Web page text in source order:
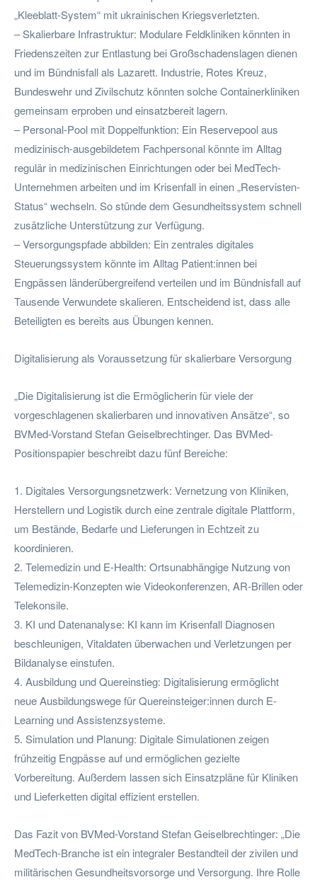
„Kleeblatt-System“ mit ukrainischen Kriegsverletzten.
– Skalierbare Infrastruktur: Modulare Feldkliniken könnten in
Friedenszeiten zur Entlastung bei Großschadenslagen dienen
und im Bündnisfall als Lazarett. Industrie, Rotes Kreuz,
Bundeswehr und Zivilschutz könnten solche Containerkliniken
gemeinsam erproben und einsatzbereit lagern.
– Personal-Pool mit Doppelfunktion: Ein Reservepool aus
medizinisch-ausgebildetem Fachpersonal könnte im Alltag
regulär in medizinischen Einrichtungen oder bei MedTech-
Unternehmen arbeiten und im Krisenfall in einen „Reservisten-
Status“ wechseln. So stünde dem Gesundheitssystem schnell
zusätzliche Unterstützung zur Verfügung.
– Versorgungspfade abbilden: Ein zentrales digitales
Steuerungssystem könnte im Alltag Patient:innen bei
Engpässen länderübergreifend verteilen und im Bündnisfall auf
Tausende Verwundete skalieren. Entscheidend ist, dass alle
Beteiligten es bereits aus Übungen kennen.
Digitalisierung als Voraussetzung für skalierbare Versorgung
„Die Digitalisierung ist die Ermöglicherin für viele der
vorgeschlagenen skalierbaren und innovativen Ansätze“, so
BVMed-Vorstand Stefan Geiselbrechtinger. Das BVMed-
Positionspapier beschreibt dazu fünf Bereiche:
1. Digitales Versorgungsnetzwerk: Vernetzung von Kliniken,
Herstellern und Logistik durch eine zentrale digitale Plattform,
um Bestände, Bedarfe und Lieferungen in Echtzeit zu
koordinieren.
2. Telemedizin und E-Health: Ortsunabhängige Nutzung von
Telemedizin-Konzepten wie Videokonferenzen, AR-Brillen oder
Telekonsile.
3. KI und Datenanalyse: KI kann im Krisenfall Diagnosen
beschleunigen, Vitaldaten überwachen und Verletzungen per
Bildanalyse einstufen.
4. Ausbildung und Quereinstieg: Digitalisierung ermöglicht
neue Ausbildungswege für Quereinsteiger:innen durch E-
Learning und Assistenzsysteme.
5. Simulation und Planung: Digitale Simulationen zeigen
frühzeitig Engpässe auf und ermöglichen gezielte
Vorbereitung. Außerdem lassen sich Einsatzpläne für Kliniken
und Lieferketten digital effizient erstellen.
Das Fazit von BVMed-Vorstand Stefan Geiselbrechtinger: „Die
MedTech-Branche ist ein integraler Bestandteil der zivilen und
militärischen Gesundheitsvorsorge und Versorgung. Ihre Rolle